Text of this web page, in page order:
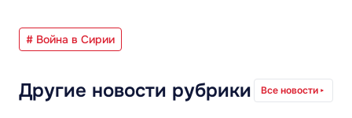
# Война в Сирии
Другие новости рубрики Все новости